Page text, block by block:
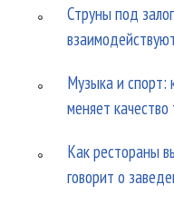
Струны под
Музыка и спорт:
меняет
Как рестораны
говорит о